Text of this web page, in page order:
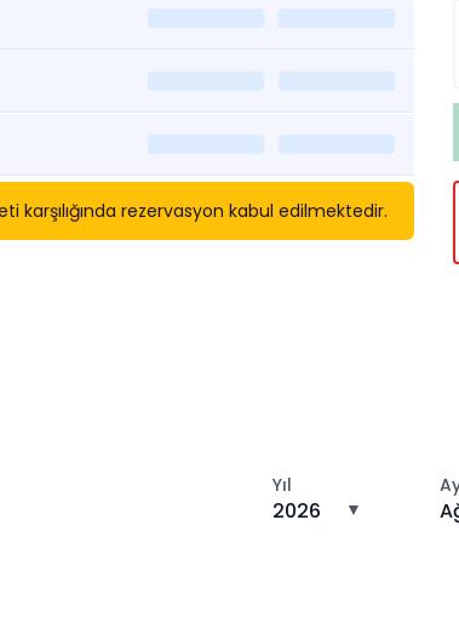
rezervasyon kabul edilmektedir.
Yıl
2026 ▼